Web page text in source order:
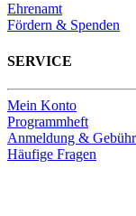
Ehrenamt
Fördern & Spenden
SERVICE
Mein Konto
Programmheft
Anmeldung &
Häufige Fragen